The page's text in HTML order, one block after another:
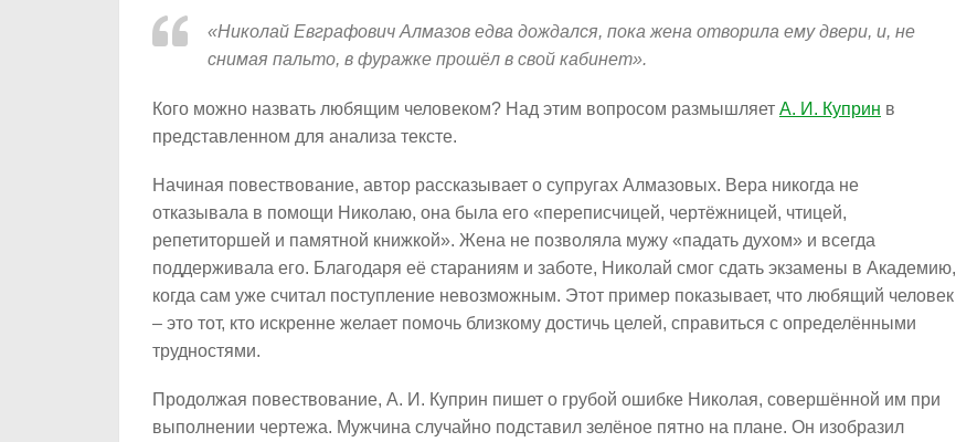
«Николай Евграфович Алмазов едва дождался, пока жена отворила ему двери, и, не
снимая пальто, в фуражке прошёл в свой кабинет».
Кого можно назвать любящим человеком? Над этим вопросом размышляет А. И. Куприн в
представленном для анализа тексте.
Начиная повествование, автор рассказывает о супругах Алмазовых. Вера никогда не
отказывала в помощи Николаю, она была его «переписчицей, чертёжницей, чтицей,
репетиторшей и памятной книжкой». Жена не позволяла мужу «падать духом» и всегда
поддерживала его. Благодаря её стараниям и заботе, Николай смог сдать экзамены в Академию,
когда сам уже считал поступление невозможным. Этот пример показывает, что любящий человек
– это тот, кто искренне желает помочь близкому достичь целей, справиться с определёнными
трудностями.
Продолжая повествование, А. И. Куприн пишет о грубой ошибке Николая, совершённой им при
выполнении чертежа. Мужчина случайно подставил зелёное пятно на плане. Он изобразил